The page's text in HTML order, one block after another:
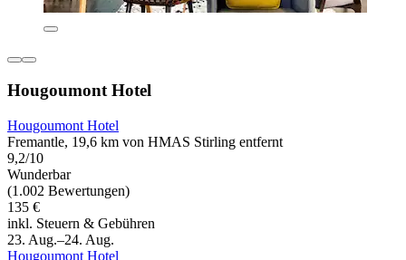
Hougoumont Hotel
Hougoumont Hotel
Fremantle, 19,6 km von HMAS Stirling entfernt
9,2/10
Wunderbar
(1.002 Bewertungen)
135 €
inkl. Steuern & Gebühren
23. Aug.–24. Aug.
Hougoumont Hotel